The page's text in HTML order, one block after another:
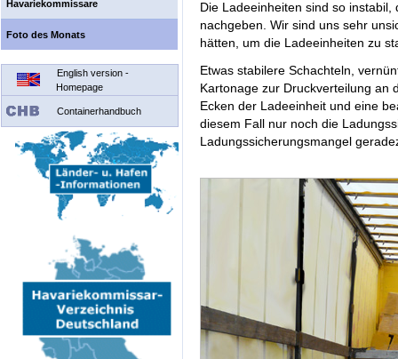
Havariekommissare
Foto des Monats
English version -
Homepage
Containerhandbuch
Die Ladeeinheiten sind so
nachgeben. Wir sind uns sehr
hätten, um die Ladeeinheiten zu
Etwas stabilere Schachteln,
Kartonage zur Druckverteilung an
Ecken der Ladeeinheit und eine
diesem Fall nur noch die
Ladungssicherungsmangel